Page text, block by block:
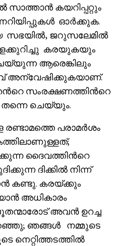
കയറിപ്പറ്റും
ഓർക്കുക.
സഭയിൽ, ജറുസലേമിൽ
കരയുകയും
ആരെങ്കിലും
അന്വേഷിക്കുകയാണ്.
സംരക്ഷണത്തിൻറെ
ചെയ്യും.
പരാമർശം
ദൈവത്തിൻറെ
ദിക്കിൽ നിന്ന്
കണ്ടു. കരയ്ക്കും
അധികാരം
അവൻ ഉറച്ച
ഞങ്ങൾ നമ്മുടെ
നെറ്റിത്തടത്തിൽ